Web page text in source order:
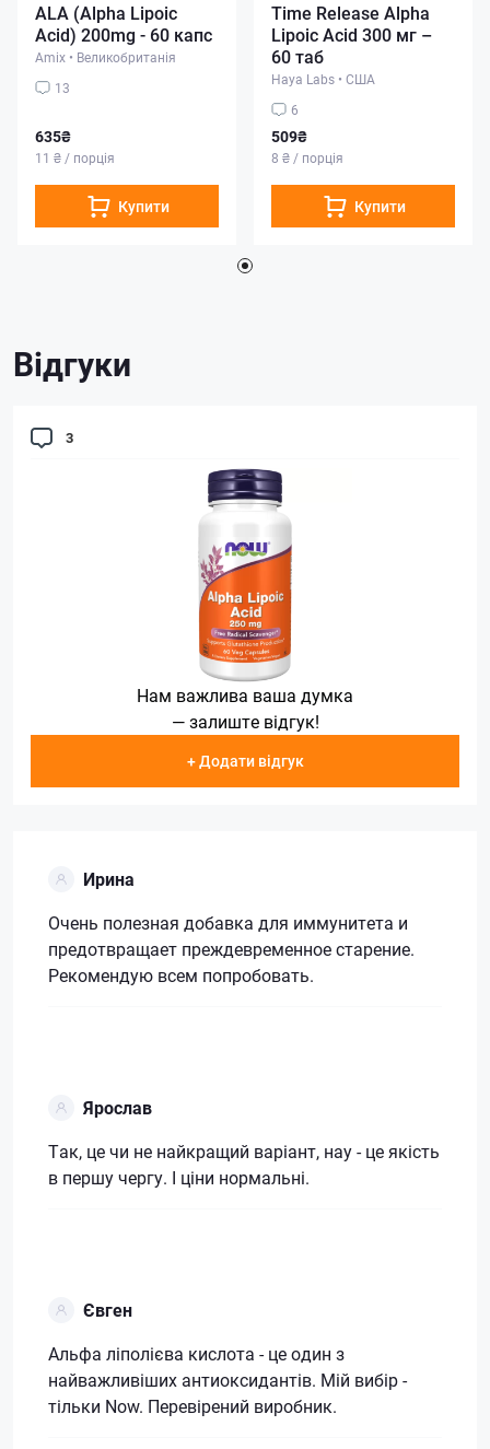
ALA (Alpha Lipoic
Acid) 200mg - 60 капс
Amix • Великобританія
13
635₴
11 ₴ / порція
Купити
Time Release Alpha
Lipoic Acid 300 мг –
60 таб
Haya Labs • США
6
509₴
8 ₴ / порція
Купити
Відгуки
3
Нам важлива ваша думка
— залиште відгук!
+ Додати відгук
Ирина
Очень полезная добавка для иммунитета и
предотвращает преждевременное старение.
Рекомендую всем попробовать.
Ярослав
Так, це чи не найкращий варіант, нау - це якість
в першу чергу. І ціни нормальні.
Євген
Альфа ліполієва кислота - це один з
найважливіших антиоксидантів. Мій вибір -
тільки Now. Перевірений виробник.